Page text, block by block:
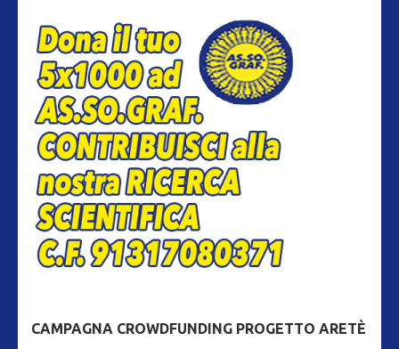
CAMPAGNA CROWDFUNDING PROGETTO ARETÈ